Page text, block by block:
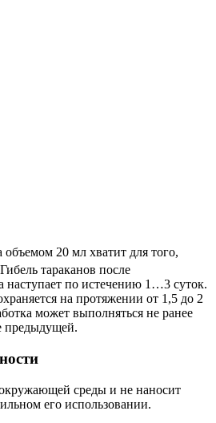
20 мл хватит для того,
тараканов после
наступает по истечению 1…3 суток.
на протяжении от 1,5 до 2
может выполняться не ранее
предыдущей.
среды и не наносит
его использовании.